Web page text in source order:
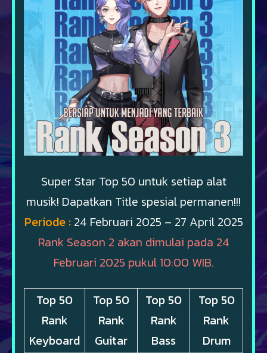
Super Star Top 50 untuk setiap alat
musik! Dapatkan Title spesial permanen!!!
Periode : 24 Februari 2025 – 27 April 2025
Rank Season 2 akan dimulai pada 24
Februari 2025 pukul 10:00 WIB.
Top 50
Rank
Keyboard
Top 50
Rank
Guitar
Top 50
Rank
Bass
Top 50
Rank
Drum